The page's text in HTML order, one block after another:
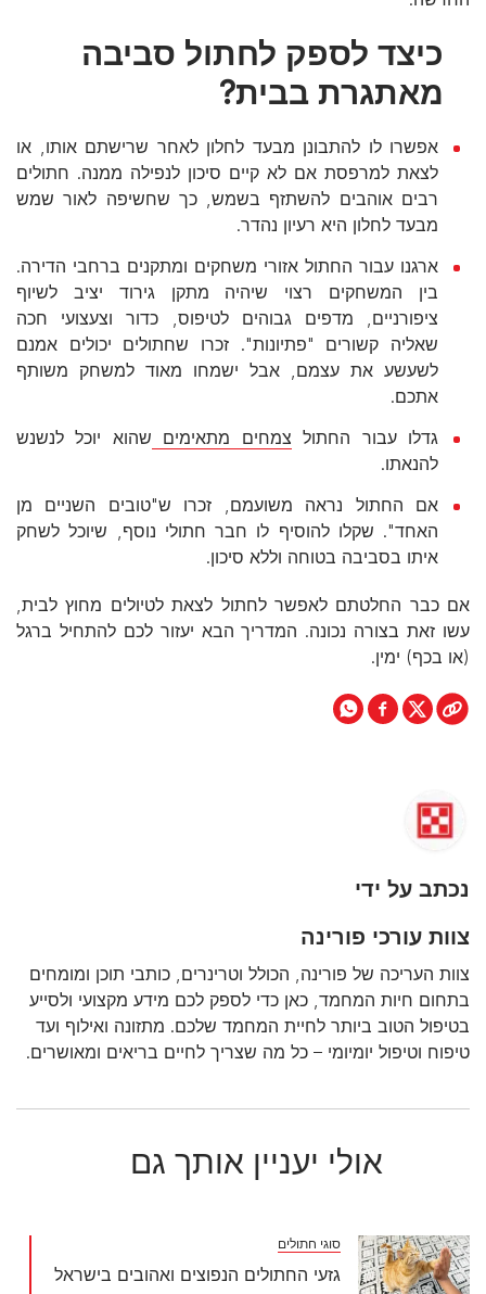
כיצד לספק לחתול סביבה
מאתגרת בבית?
אפשרו לו להתבונן מבעד לחלון לאחר שרישתם אותו, או
לצאת למרפסת אם לא קיים סיכון לנפילה ממנה. חתולים
רבים אוהבים להשתזף בשמש, כך שחשיפה לאור שמש
מבעד לחלון היא רעיון נהדר.
ארגנו עבור החתול אזורי משחקים ומתקנים ברחבי הדירה.
בין המשחקים רצוי שיהיה מתקן גירוד יציב לשיוף
ציפורניים, מדפים גבוהים לטיפוס, כדור וצעצועי חכה
שאליה קשורים "פתיונות". זכרו שחתולים יכולים אמנם
לשעשע את עצמם, אבל ישמחו מאוד למשחק משותף
אתכם.
גדלו עבור החתול צמחים מתאימים שהוא יוכל לנשנש
להנאתו.
אם החתול נראה משועמם, זכרו ש"טובים השניים מן
האחד". שקלו להוסיף לו חבר חתולי נוסף, שיוכל לשחק
איתו בסביבה בטוחה וללא סיכון.
אם כבר החלטתם לאפשר לחתול לצאת לטיולים מחוץ לבית,
עשו זאת בצורה נכונה. המדריך הבא יעזור לכם להתחיל ברגל
(או בכף) ימין.
נכתב על ידי
צוות עורכי פורינה
צוות העריכה של פורינה, הכולל וטרינרים, כותבי תוכן ומומחים
בתחום חיות המחמד, כאן כדי לספק לכם מידע מקצועי ולסייע
בטיפול הטוב ביותר לחיית המחמד שלכם. מתזונה ואילוף ועד
טיפוח וטיפול יומיומי – כל מה שצריך לחיים בריאים ומאושרים.
אולי יעניין אותך גם
סוגי חתולים
גזעי החתולים הנפוצים ואהובים בישראל